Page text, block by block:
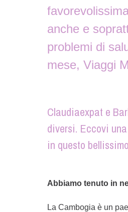
anche e
problemi di
mese, Viaggi
Claudiaexpat e
diversi. Eccovi
in questo
Abbiamo tenuto in
La Cambogia è un